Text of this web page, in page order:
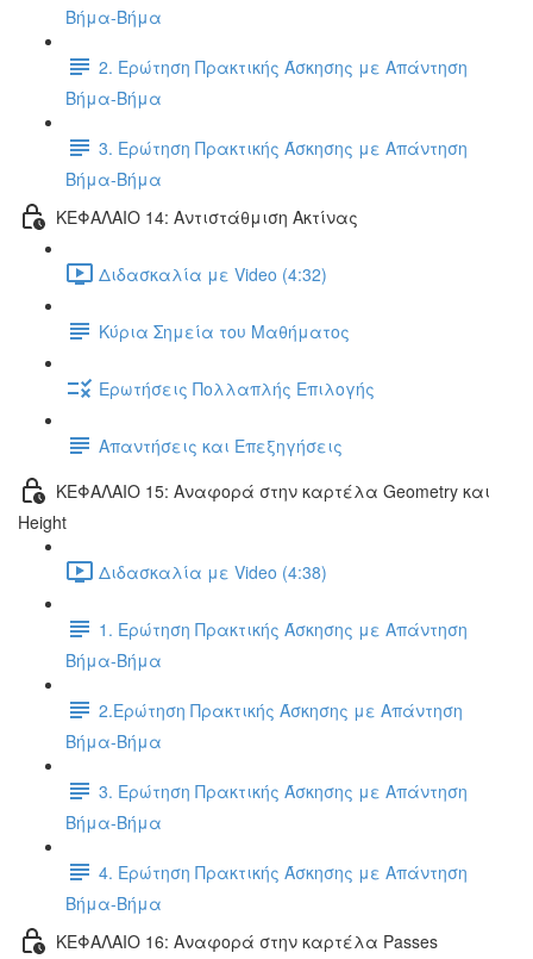
Βήμα-Βήμα
2. Ερώτηση Πρακτικής Άσκησης με Απάντηση
Βήμα-Βήμα
3. Ερώτηση Πρακτικής Άσκησης με Απάντηση
Βήμα-Βήμα
ΚΕΦΑΛΑΙΟ 14: Αντιστάθμιση Ακτίνας
Διδασκαλία με Video (4:32)
Κύρια Σημεία του Μαθήματος
Ερωτήσεις Πολλαπλής Επιλογής
Απαντήσεις και Επεξηγήσεις
ΚΕΦΑΛΑΙΟ 15: Αναφορά στην καρτέλα Geometry και
Height
Διδασκαλία με Video (4:38)
1. Ερώτηση Πρακτικής Άσκησης με Απάντηση
Βήμα-Βήμα
2.Ερώτηση Πρακτικής Άσκησης με Απάντηση
Βήμα-Βήμα
3. Ερώτηση Πρακτικής Άσκησης με Απάντηση
Βήμα-Βήμα
4. Ερώτηση Πρακτικής Άσκησης με Απάντηση
Βήμα-Βήμα
ΚΕΦΑΛΑΙΟ 16: Αναφορά στην καρτέλα Passes